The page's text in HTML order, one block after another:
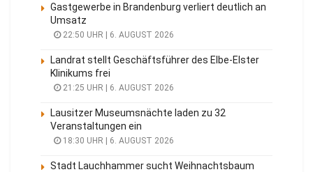
Gastgewerbe in Brandenburg verliert deutlich an
Umsatz
22:50 UHR | 6. AUGUST 2026
Landrat stellt Geschäftsführer des Elbe-Elster
Klinikums frei
21:25 UHR | 6. AUGUST 2026
Lausitzer Museumsnächte laden zu 32
Veranstaltungen ein
18:30 UHR | 6. AUGUST 2026
Stadt Lauchhammer sucht Weihnachtsbaum